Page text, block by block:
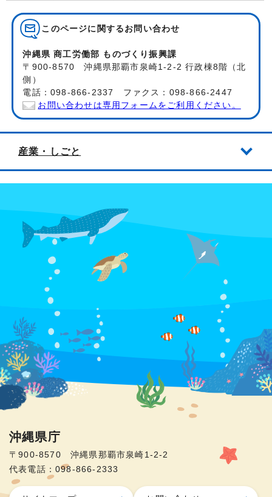
このページに関する お問い合わせ
沖縄県 商工労働部 ものづくり振興課
〒900-8570 沖縄県那覇市泉崎1-2-2 行政棟8階（北
側）
電話：098-866-2337 ファクス：098-866-2447
お問い合わせは専用フォームをご利用ください。
産業・しごと
沖縄県庁
〒900-8570 沖縄県那覇市泉崎1-2-2
代表電話：098-866-2333